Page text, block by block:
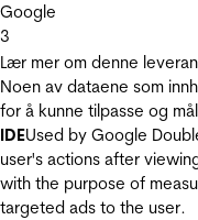
Google
3
Lær mer om denne
Noen av dataene som
for å kunne tilpasse og
IDEUsed by Google
user's actions after
with the purpose of
targeted ads to the user.